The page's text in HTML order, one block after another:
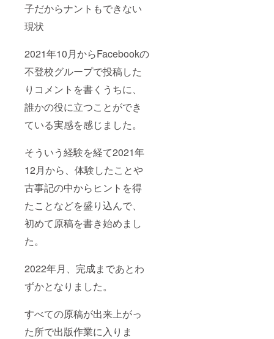
子だからナントもできない
現状
2021年10月からFacebookの
不登校グループで投稿した
りコメントを書くうちに、
誰かの役に立つことができ
ている実感を感じました。
そういう経験を経て2021年
12月から、体験したことや
古事記の中からヒントを得
たことなどを盛り込んで、
初めて原稿を書き始めまし
た。
2022年月、完成まであとわ
ずかとなりました。
すべての原稿が出来上がっ
た所で出版作業に入りま